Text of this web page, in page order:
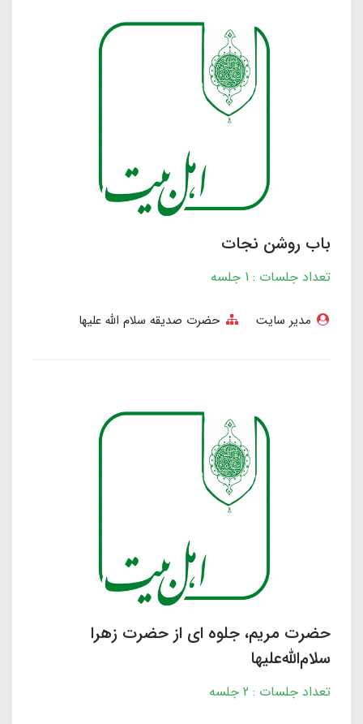
باب روشن نجات
تعداد جلسات : 1 جلسه
مدیر سایت حضرت صدیقه سلام الله علیها
حضرت مریم، جلوه ای از حضرت زهرا
سلام‌الله‌علیها
تعداد جلسات : 2 جلسه